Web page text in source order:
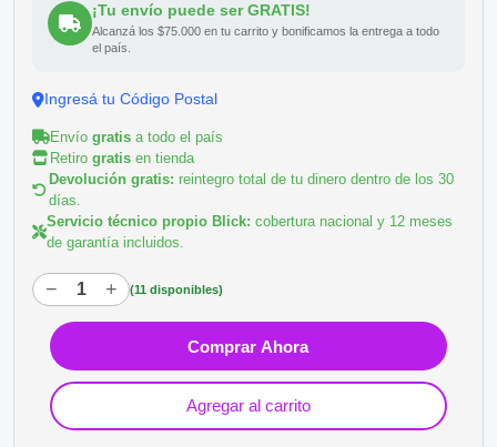
¡Tu envío puede ser GRATIS!
Alcanzá los $75.000 en tu carrito y bonificamos la entrega a todo
el país.
Ingresá tu Código Postal
Envío gratis a todo el país
Retiro gratis en tienda
Devolución gratis: reintegro total de tu dinero dentro de los 30
días.
Servicio técnico propio Blick: cobertura nacional y 12 meses
de garantía incluidos.
− + (11 disponibles)
Comprar Ahora
Agregar al carrito